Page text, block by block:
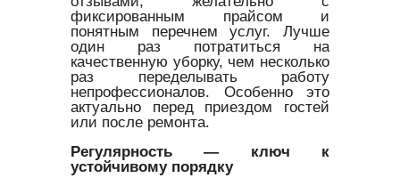
фиксированным прайсом и
понятным перечнем услуг. Лучше
один раз потратиться на
качественную уборку, чем несколько
раз переделывать работу
непрофессионалов. Особенно это
актуально перед приездом гостей
или после ремонта.
Регулярность — ключ к
устойчивому порядку